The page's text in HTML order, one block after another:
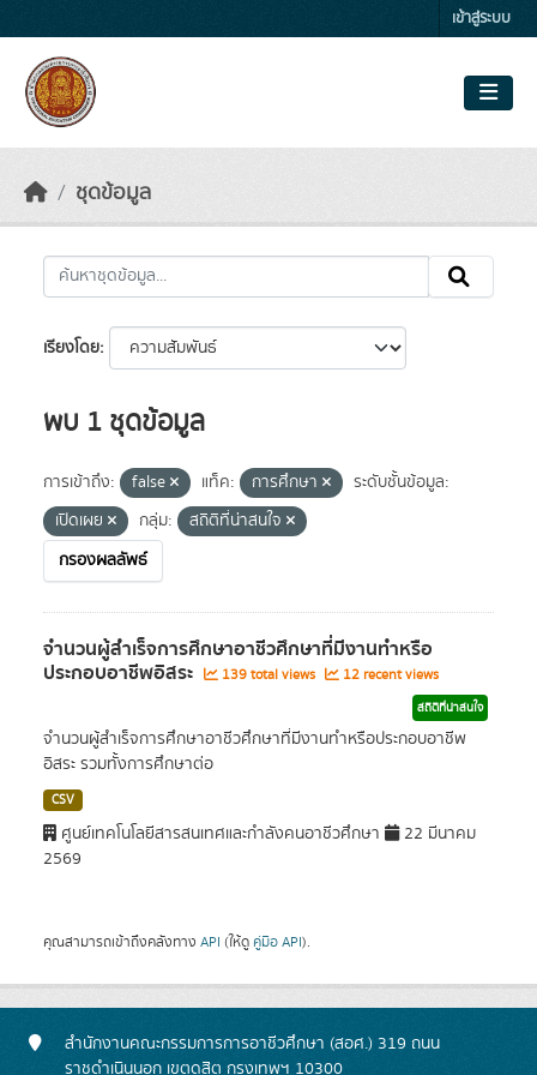
เข้าสู่ระบบ
ชุดข้อมูล
เรียงโดย
พบ 1 ชุดข้อมูล
การเข้าถึง: false แท็ค: การศึกษา
ระดับชั้นข้อมูล:
เปิดเผย
กลุ่ม:
สถิติที่น่าสนใจ
กรองผลลัพธ์
จำนวนผู้สำเร็จการศึกษาอาชีวศึกษาที่มีงานทำหรือ
ประกอบอาชีพอิสระ 139 total views 12 recent views
สถิติที่น่าสนใจ
จำนวนผู้สำเร็จการศึกษาอาชีวศึกษาที่มีงานทำหรือประกอบอาชีพ
อิสระ รวมทั้งการศึกษาต่อ
CSV
ศูนย์เทคโนโลยีสารสนเทศและกำลังคนอาชีวศึกษา
22 มีนาคม
2569
คุณสามารถเข้าถึงคลังทาง API (ให้ดู คู่มือ API).
สำนักงานคณะกรรมการการอาชีวศึกษา (สอศ.) 319 ถนน
ราชดำเนินนอก เขตดุสิต กรุงเทพฯ 10300